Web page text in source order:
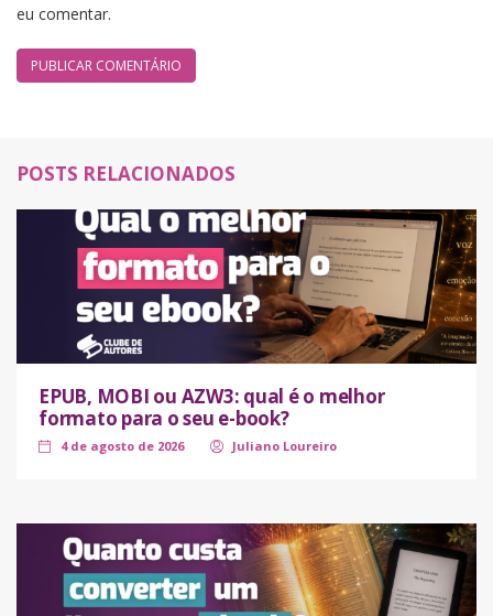
eu comentar.
POSTS RELACIONADOS
EPUB, MOBI ou AZW3: qual é o melhor
formato para o seu e-book?
4 de agosto de 2026 Juliano Loureiro